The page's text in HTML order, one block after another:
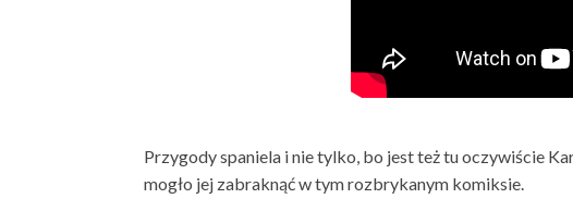
Przygody spaniela i nie tylko, bo jest też tu oczywiście
mogło jej zabraknąć w tym rozbrykanym komiksie.